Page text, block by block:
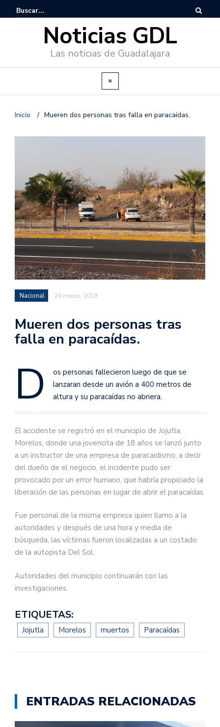
Noticias GDL
Las noticias de Guadalajara
Inicio / Mueren dos personas tras falla en paracaídas.
Nacional 26 marzo, 2019
Mueren dos personas tras
falla en paracaídas.
D
os personas fallecieron luego de que se
lanzaran desde un avión a 400 metros de
altura y su paracaídas no abriera.
El accidente se registró en el municipio de Jojutla,
Morelos, donde una jovencita de 18 años se lanzó junto
a un instructor de una empresa de paracaidismo; a decir
del dueño de el negocio, el incidente pudo ser
provocado por un error humano, que habría propiciado la
liberación de las personas en lugar de abrir el paracaídas.
Fue personal de la misma empresa quien llamo a la
autoridades y después de una hora y media de
búsqueda, las víctimas fueron localizadas a un costado
de la autopista Del Sol.
Autoridades del municipio continuarán con las
investigaciones.
ETIQUETAS:
Jojutla Morelos muertos Paracaídas
ENTRADAS RELACIONADAS